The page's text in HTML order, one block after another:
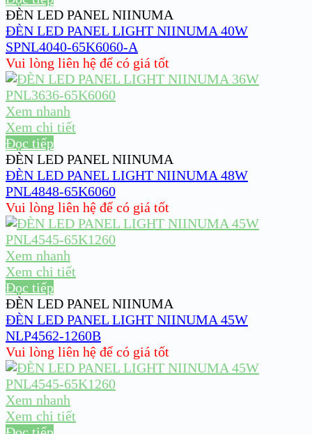
ĐÈN LED PANEL NIINUMA
ĐÈN LED PANEL LIGHT NIINUMA 40W
SPNL4040-65K6060-A
Vui lòng liên hệ để có giá tốt
Xem nhanh
Xem chi tiết
Đọc tiếp
ĐÈN LED PANEL NIINUMA
ĐÈN LED PANEL LIGHT NIINUMA 48W
PNL4848-65K6060
Vui lòng liên hệ để có giá tốt
Xem nhanh
Xem chi tiết
Đọc tiếp
ĐÈN LED PANEL NIINUMA
ĐÈN LED PANEL LIGHT NIINUMA 45W
NLP4562-1260B
Vui lòng liên hệ để có giá tốt
Xem nhanh
Xem chi tiết